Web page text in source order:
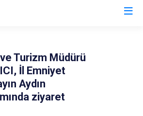
Turizm Müdürü
İl Emniyet
Aydın
ziyaret